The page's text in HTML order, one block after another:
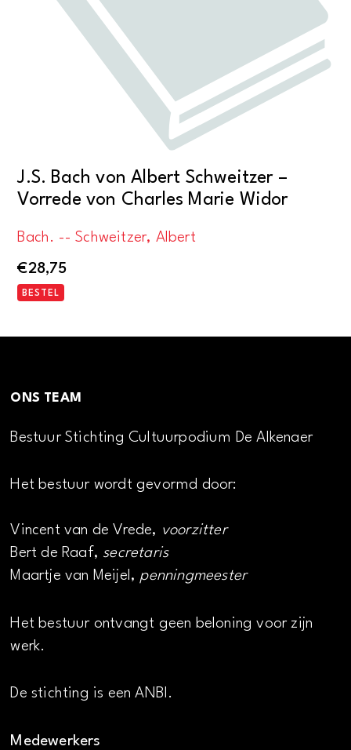
J.S. Bach von Albert Schweitzer –
Vorrede von Charles Marie Widor
Bach. -- Schweitzer, Albert
€28,75
BESTEL
ONS TEAM
Bestuur Stichting Cultuurpodium De Alkenaer
Het bestuur wordt gevormd door:
Vincent van de Vrede, voorzitter
Bert de Raaf, secretaris
Maartje van Meijel, penningmeester
Het bestuur ontvangt geen beloning voor zijn
werk.
De stichting is een ANBI.
Medewerkers